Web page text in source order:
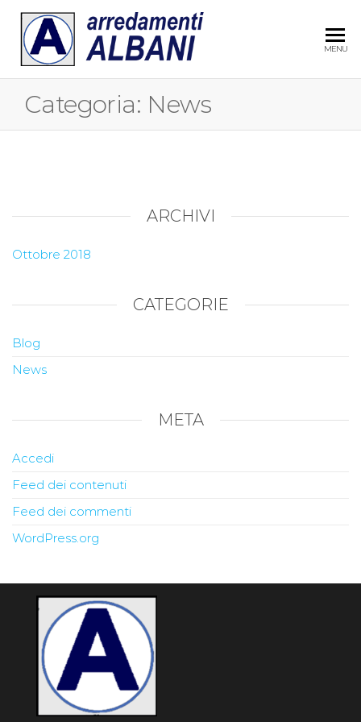
ALBANI
MENU
Categoria: News
ARCHIVI
Ottobre 2018
CATEGORIE
Blog
News
META
Accedi
Feed dei contenuti
Feed dei commenti
WordPress.org